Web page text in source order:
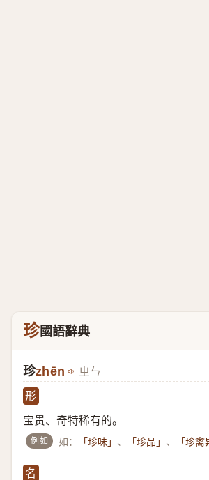
珍國語辭典
珍zhēn ㄓㄣ
形
宝贵、奇特稀有的。
例如 如： 「珍味」 、 「珍品」 、 「珍
名